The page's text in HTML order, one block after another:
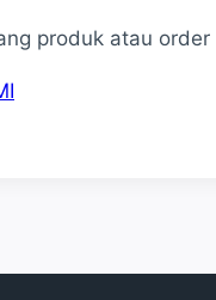
produk atau